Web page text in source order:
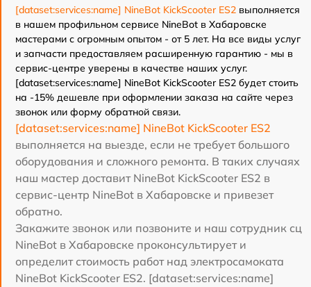
[dataset:services:name] NineBot KickScooter ES2 выполняется
в нашем профильном сервисе NineBot в Хабаровске
мастерами с огромным опытом - от 5 лет. На все виды услуг
и запчасти предоставляем расширенную гарантию - мы в
сервис-центре уверены в качестве наших услуг.
[dataset:services:name] NineBot KickScooter ES2 будет стоить
на -15% дешевле при оформлении заказа на сайте через
звонок или форму обратной связи.
[dataset:services:name] NineBot KickScooter ES2
выполняется на выезде, если не требует большого
оборудования и сложного ремонта. В таких случаях
наш мастер доставит NineBot KickScooter ES2 в
сервис-центр NineBot в Хабаровске и привезет
обратно.
Закажите звонок или позвоните и наш сотрудник сц
NineBot в Хабаровске проконсультирует и
определит стоимость работ над электросамоката
NineBot KickScooter ES2. [dataset:services:name]